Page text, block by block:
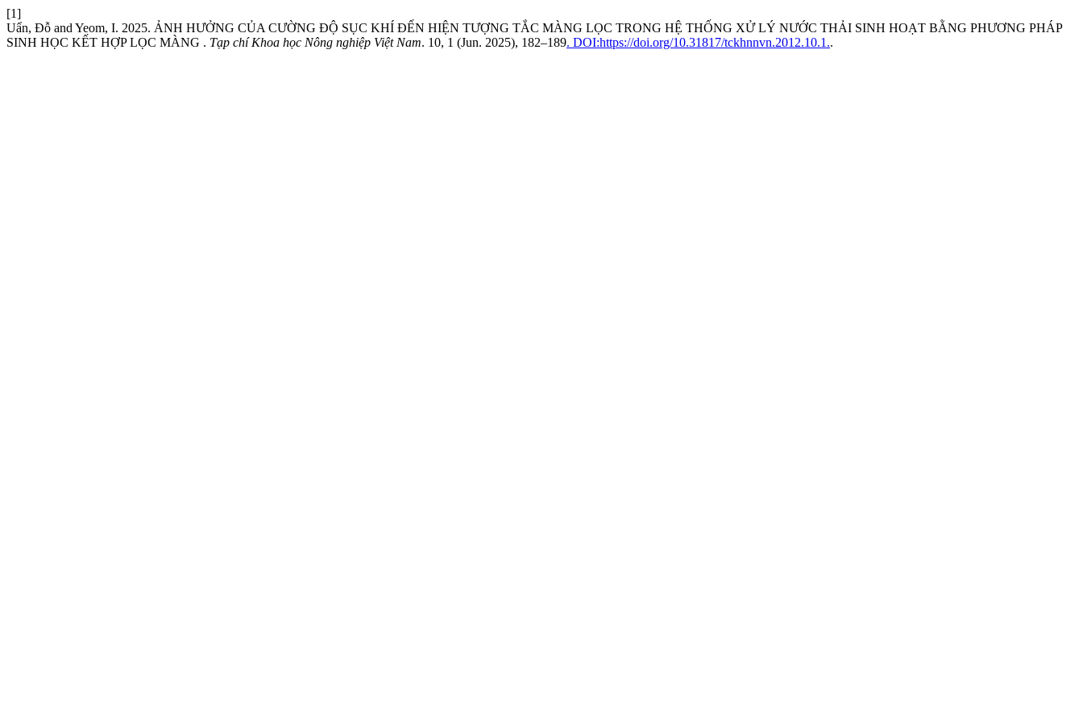
[1]
Uẩn, Đỗ and Yeom, I. 2025. ẢNH HƯỞNG CỦA CƯỜNG ĐỘ SỤC KHÍ ĐẾN HIỆN TƯỢNG TẮC MÀNG LỌC TRONG HỆ THỐNG XỬ LÝ NƯỚC THẢI SINH HOẠT BẰNG PHƯƠNG PHÁP
SINH HỌC KẾT HỢP LỌC MÀNG . Tạp chí Khoa học Nông nghiệp Việt Nam. 10, 1 (Jun. 2025), 182–189. DOI:https://doi.org/10.31817/tckhnnvn.2012.10.1..